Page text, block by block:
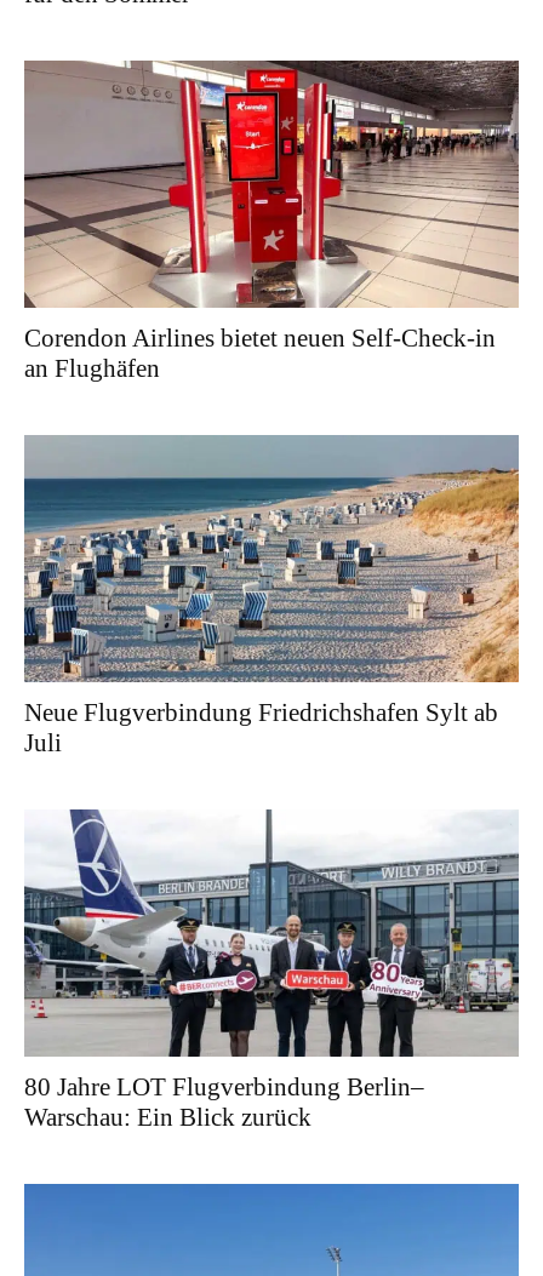
Corendon Airlines bietet neuen Self-Check-in
an Flughäfen
Neue Flugverbindung Friedrichshafen Sylt ab
Juli
80 Jahre LOT Flugverbindung Berlin–
Warschau: Ein Blick zurück